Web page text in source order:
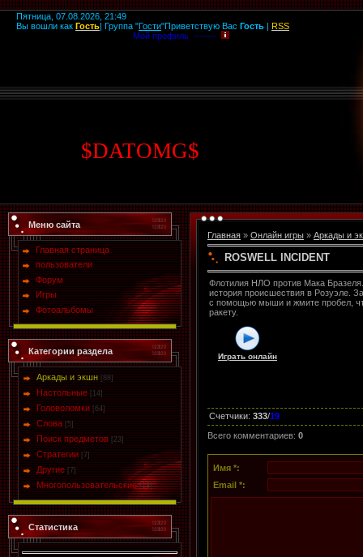
Пятница, 07.08.2026, 21:49
Вы вошли как Гость| Группа "Гости"Приветствую Вас Гость | RSS
Мой профиль -------
$DATOMG$
Меню сайта
Главная страница
пользователи
Форум
Игры
Фотоальбомы
Категории раздела
Аркады и экшн [88]
Настольные [14]
Головоломки [64]
Слова [5]
Поиск предметов [23]
Стратегии [7]
Другие [7]
Многопользовательские [13]
Статистика
Главная » Онлайн игры » Аркады и
ROSWELL INCIDENT
Флотилия НЛО против Мака
история происшествия в Розуэле.
с помощью мыши и жмите пробел,
ракету.
Играть онлайн
Счетчики: 333/19
Всего комментариев: 0
Имя *:
Email *: